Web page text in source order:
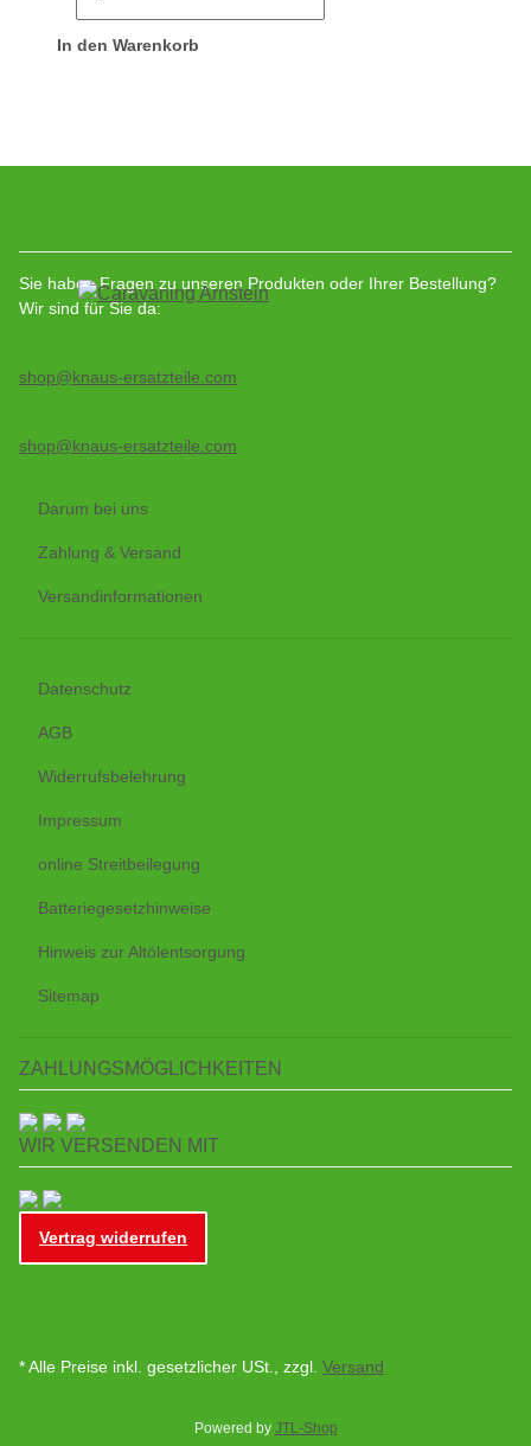
In den Warenkorb
Sie haben Fragen zu unseren Produkten oder Ihrer Bestellung?
Wir sind für Sie da:
shop@knaus-ersatzteile.com
shop@knaus-ersatzteile.com
Darum bei uns
Zahlung & Versand
Versandinformationen
Datenschutz
AGB
Widerrufsbelehrung
Impressum
online Streitbeilegung
Batteriegesetzhinweise
Hinweis zur Altölentsorgung
Sitemap
ZAHLUNGSMÖGLICHKEITEN
WIR VERSENDEN MIT
Vertrag widerrufen
* Alle Preise inkl. gesetzlicher USt., zzgl. Versand
Powered by JTL-Shop